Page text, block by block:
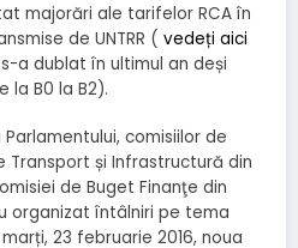
majorări ale tarifelor RCA în
de UNTRR ( vedeți aici
a dublat în ultimul an deși
la B0 la B2).
Parlamentului, comisiilor de
și Infrastructură din
de Buget Finanţe din
organizat întâlniri pe tema
23 februarie 2016, noua